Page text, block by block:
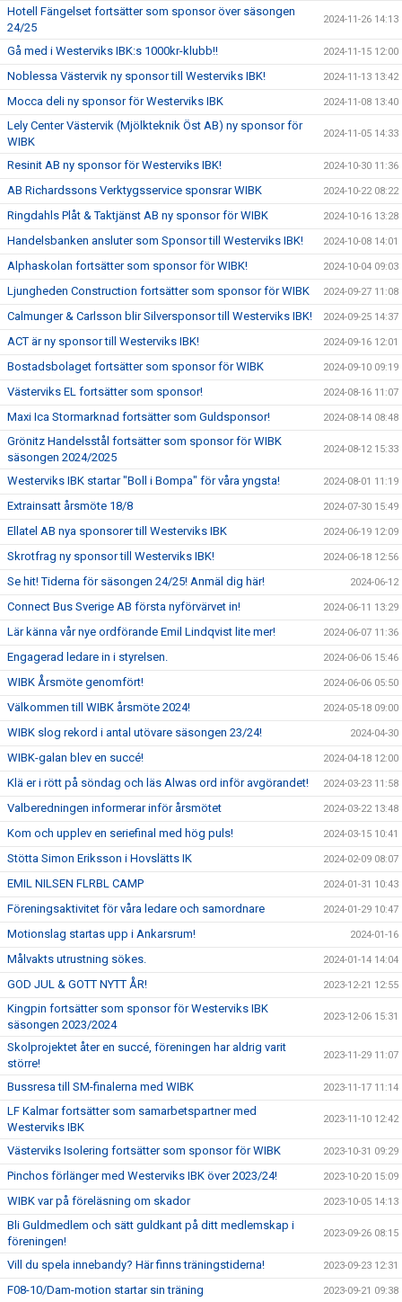
Hotell Fängelset fortsätter som sponsor över säsongen
24/25
2024-11-26 14:13
Gå med i Westerviks IBK:s 1000kr-klubb!! 2024-11-15 12:00
Noblessa Västervik ny sponsor till Westerviks IBK! 2024-11-13 13:42
Mocca deli ny sponsor för Westerviks IBK 2024-11-08 13:40
Lely Center Västervik (Mjölkteknik Öst AB) ny sponsor för
WIBK
2024-11-05 14:33
Resinit AB ny sponsor för Westerviks IBK! 2024-10-30 11:36
AB Richardssons Verktygsservice sponsrar WIBK 2024-10-22 08:22
Ringdahls Plåt & Taktjänst AB ny sponsor för WIBK 2024-10-16 13:28
Handelsbanken ansluter som Sponsor till Westerviks IBK! 2024-10-08 14:01
Alphaskolan fortsätter som sponsor för WIBK! 2024-10-04 09:03
Ljungheden Construction fortsätter som sponsor för WIBK 2024-09-27 11:08
Calmunger & Carlsson blir Silversponsor till Westerviks IBK! 2024-09-25 14:37
ACT är ny sponsor till Westerviks IBK! 2024-09-16 12:01
Bostadsbolaget fortsätter som sponsor för WIBK 2024-09-10 09:19
Västerviks EL fortsätter som sponsor! 2024-08-16 11:07
Maxi Ica Stormarknad fortsätter som Guldsponsor! 2024-08-14 08:48
Grönitz Handelsstål fortsätter som sponsor för WIBK
säsongen 2024/2025
2024-08-12 15:33
Westerviks IBK startar "Boll i Bompa" för våra yngsta! 2024-08-01 11:19
Extrainsatt årsmöte 18/8 2024-07-30 15:49
Ellatel AB nya sponsorer till Westerviks IBK 2024-06-19 12:09
Skrotfrag ny sponsor till Westerviks IBK! 2024-06-18 12:56
Se hit! Tiderna för säsongen 24/25! Anmäl dig här! 2024-06-12
Connect Bus Sverige AB första nyförvärvet in! 2024-06-11 13:29
Lär känna vår nye ordförande Emil Lindqvist lite mer! 2024-06-07 11:36
Engagerad ledare in i styrelsen. 2024-06-06 15:46
WIBK Årsmöte genomfört! 2024-06-06 05:50
Välkommen till WIBK årsmöte 2024! 2024-05-18 09:00
WIBK slog rekord i antal utövare säsongen 23/24! 2024-04-30
WIBK-galan blev en succé! 2024-04-18 12:00
Klä er i rött på söndag och läs Alwas ord inför avgörandet! 2024-03-23 11:58
Valberedningen informerar inför årsmötet 2024-03-22 13:48
Kom och upplev en seriefinal med hög puls! 2024-03-15 10:41
Stötta Simon Eriksson i Hovslätts IK 2024-02-09 08:07
EMIL NILSEN FLRBL CAMP 2024-01-31 10:43
Föreningsaktivitet för våra ledare och samordnare 2024-01-29 10:47
Motionslag startas upp i Ankarsrum! 2024-01-16
Målvakts utrustning sökes. 2024-01-14 14:04
GOD JUL & GOTT NYTT ÅR! 2023-12-21 12:55
Kingpin fortsätter som sponsor för Westerviks IBK
säsongen 2023/2024
2023-12-06 15:31
Skolprojektet åter en succé, föreningen har aldrig varit
större!
2023-11-29 11:07
Bussresa till SM-finalerna med WIBK 2023-11-17 11:14
LF Kalmar fortsätter som samarbetspartner med
Westerviks IBK
2023-11-10 12:42
Västerviks Isolering fortsätter som sponsor för WIBK 2023-10-31 09:29
Pinchos förlänger med Westerviks IBK över 2023/24! 2023-10-20 15:09
WIBK var på föreläsning om skador 2023-10-05 14:13
Bli Guldmedlem och sätt guldkant på ditt medlemskap i
föreningen!
2023-09-26 08:15
Vill du spela innebandy? Här finns träningstiderna! 2023-09-23 12:31
F08-10/Dam-motion startar sin träning 2023-09-21 09:38